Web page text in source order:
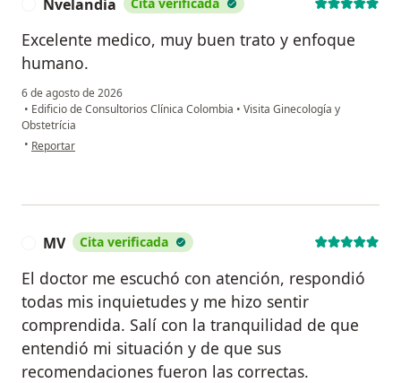
Nvelandia
Excelente medico, muy buen trato y enfoque
humano.
6 de agosto de 2026
• Edificio de Consultorios Clínica Colombia • Visita Ginecología y
Obstetrícia
• en opinión del usuario Nvelandia
Reportar
MV Cita verificada
El doctor me escuchó con atención, respondió
todas mis inquietudes y me hizo sentir
comprendida. Salí con la tranquilidad de que
entendió mi situación y de que sus
recomendaciones fueron las correctas.